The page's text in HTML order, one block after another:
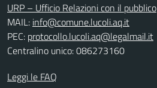
URP – Ufficio Relazioni con il pubblico
MAIL: info@comune.lucoli.aq.it
PEC: protocollo.lucoli.aq@legalmail.it
Centralino unico: 086273160
Leggi le FAQ